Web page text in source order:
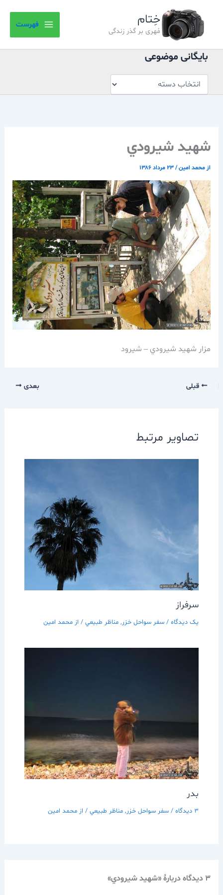
خِتام
مُهری بر گذر زندگی
فهرست
بایگانی موضوعی
موضوعی
شهيد شيرودي
از محمد امین/۲۳ مرداد ۱۳۸۶
مزار شهيد شيرودي – شيرود
قبلی بعدی
تصاویر مرتبط
سرفراز
یک دیدگاه / سفر سواحل خزر, مناظر طبيعي/ از محمد امین
بدر
3 دیدگاه / سفر سواحل خزر, مناظر طبيعي/ از محمد امین
3 دیدگاه دربارهٔ «شهيد شيرودي»